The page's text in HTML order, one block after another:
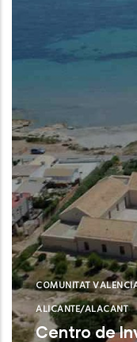
COMUNITAT
ALICANTE/ALACANT
Centro de